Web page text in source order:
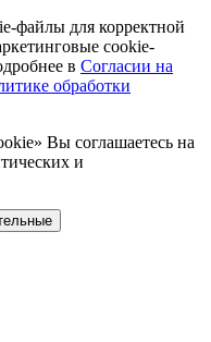
файлы для корректной
cookie-
в Согласии на
обработки
Вы соглашаетесь на
и